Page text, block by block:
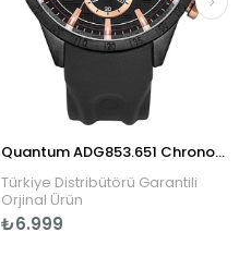
Quantum ADG853.651 Chronograph Erkek Kol Saati
Türkiye Distribütörü Garantili
Orjinal Ürün
₺6.999